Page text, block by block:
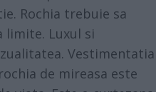
Rochia trebuie sa
limite. Luxul si
Vestimentatia
de mireasa este